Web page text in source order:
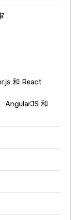
和 React
AngularJS 和